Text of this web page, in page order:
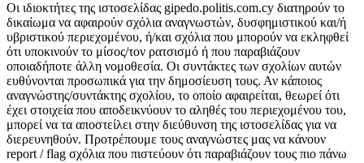
Οι ιδιοκτήτες της ιστοσελίδας gipedo.politis.com.cy διατηρούν το
δικαίωμα να αφαιρούν σχόλια αναγνωστών, δυσφημιστικού και/ή
υβριστικού περιεχομένου, ή/και σχόλια που μπορούν να εκληφθεί
ότι υποκινούν το μίσος/τον ρατσισμό ή που παραβιάζουν
οποιαδήποτε άλλη νομοθεσία. Οι συντάκτες των σχολίων αυτών
ευθύνονται προσωπικά για την δημοσίευση τους. Αν κάποιος
αναγνώστης/συντάκτης σχολίου, το οποίο αφαιρείται, θεωρεί ότι
έχει στοιχεία που αποδεικνύουν το αληθές του περιεχομένου του,
μπορεί να τα αποστείλει στην διεύθυνση της ιστοσελίδας για να
διερευνηθούν. Προτρέπουμε τους αναγνώστες μας να κάνουν
report / flag σχόλια που πιστεύουν ότι παραβιάζουν τους πιο πάνω